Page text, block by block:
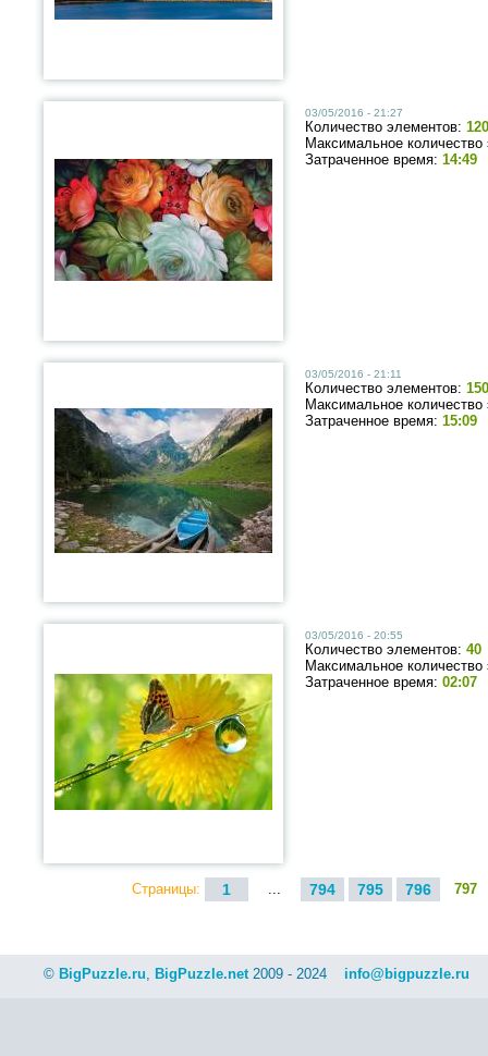
03/05/2016 - 21:27
Количество элементов: 120
Максимальное
Затраченное время: 14:49
03/05/2016 - 21:11
Количество элементов: 150
Максимальное
Затраченное время: 15:09
03/05/2016 - 20:55
Количество элементов: 40
Максимальное
Затраченное время: 02:07
Страницы: 1 ... 794 795 796 797
© BigPuzzle.ru, BigPuzzle.net2009 - 2024 info@bigpuzzle.ru